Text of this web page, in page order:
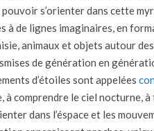
pouvoir s’orienter dans cette
à de lignes imaginaires, en
animaux et objets autour
de génération en
d’étoiles sont appelées
à comprendre le ciel nocturne,
dans l’éspace et les